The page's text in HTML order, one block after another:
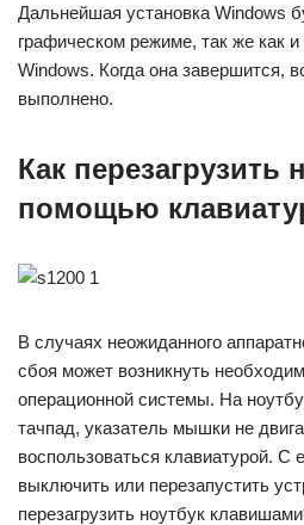
Дальнейшая установка Windows
графическом режиме, так же как и
Windows. Когда она завершится,
выполнено.
Как перезагрузить
помощью
В случаях неожиданного
сбоя может возникнуть
операционной системы. На
тачпад, указатель мышки не
воспользоваться клавиатурой.
выключить или перезапустить
перезагрузить ноутбук